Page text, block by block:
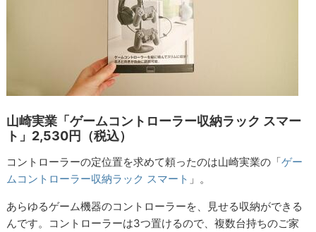
山崎実業「ゲームコントローラー収納ラック スマー
ト」2,530円（税込）
コントローラーの定位置を求めて頼ったのは山崎実業の「ゲー
ムコントローラー収納ラック スマート 」。
あらゆるゲーム機器のコントローラーを、見せる収納ができる
んです。コントローラーは3つ置けるので、複数台持ちのご家